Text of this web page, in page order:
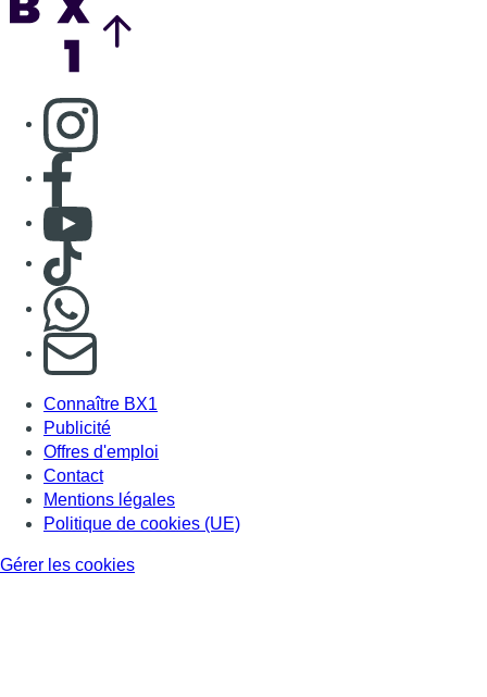
S'abonner à notre newsletter
Connaître BX1
Publicité
Offres d'emploi
Contact
Mentions légales
Politique de cookies (UE)
Gérer les cookies